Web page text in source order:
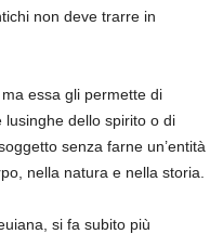
non deve trarre in
essa gli permette di
dello spirito o di
senza farne un’entità
nella natura e nella storia.
si fa subito più